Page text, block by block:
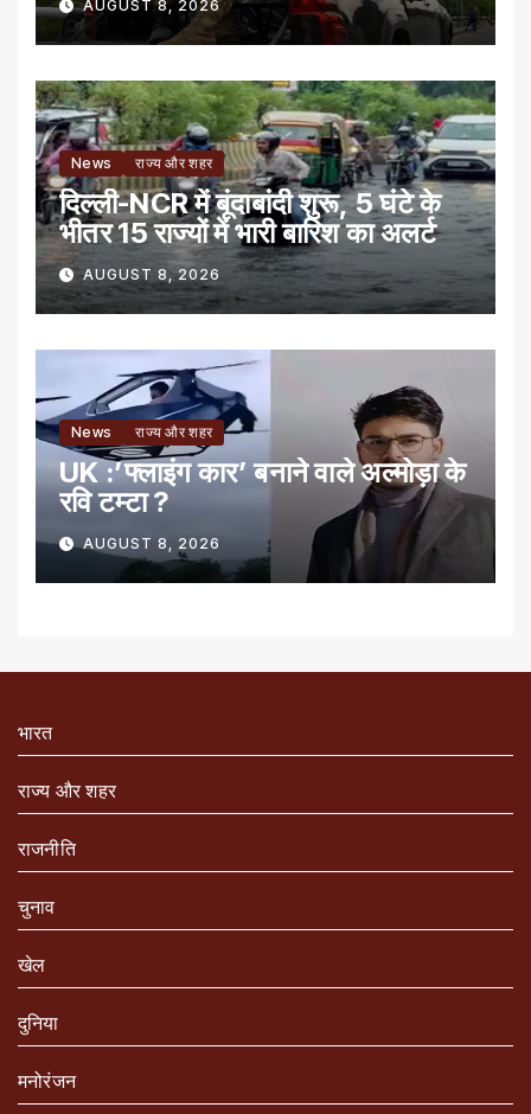
AUGUST 8, 2026
News राज्य और शहर
दिल्ली-NCR में बूंदाबांदी शुरू, 5 घंटे के
भीतर 15 राज्यों में भारी बारिश का अलर्ट
AUGUST 8, 2026
News राज्य और शहर
UK :’फ्लाइंग कार’ बनाने वाले अल्मोड़ा के
रवि टम्टा ?
AUGUST 8, 2026
भारत
राज्य और शहर
राजनीति
चुनाव
खेल
दुनिया
मनोरंजन